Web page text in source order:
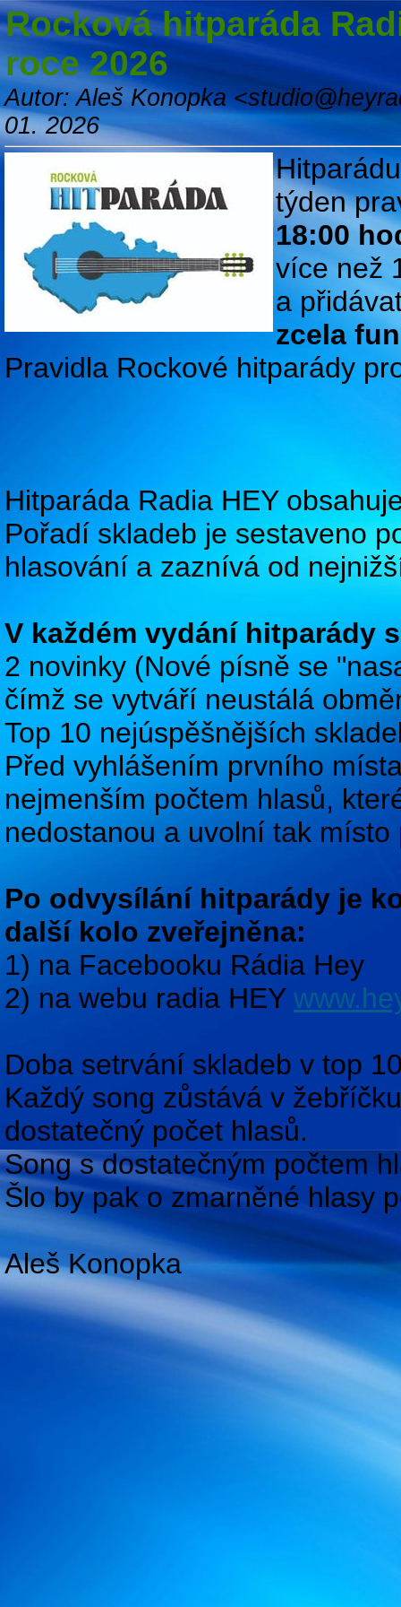
Rocková hitparáda
roce 2026
Autor: Aleš Konopka
01. 2026
týden
18:00
více než
a
zcela
Pravidla Rockové hitparády
Hitparáda Radia HEY
Pořadí skladeb je sestaveno
hlasování a zaznívá od
V každém vydání hitparády
2 novinky (Nové písně se
čímž se vytváří neustálá
Top 10 nejúspěšnějších
Před vyhlášením prvního
nejmenším počtem hlasů,
nedostanou a uvolní tak místo
Po odvysílání hitparády je
další kolo zveřejněna:
1) na Facebooku Rádia Hey
2) na webu radia HEY
Doba setrvání skladeb v top
Každý song zůstává v
dostatečný počet hlasů.
Song s dostatečným počtem
Šlo by pak o zmarněné hlasy
Aleš Konopka